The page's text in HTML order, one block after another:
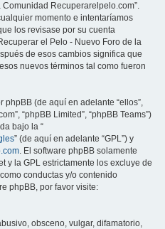
Recuperarelpelo.com”.
momento e intentaríamos
los revisase por su cuenta
el Pelo - Nuevo Foro de la
de esos cambios significa que
nuevos términos tal como fueron
phpBB (de aquí en adelante “ellos”,
“phpBB Limited”, “phpBB Teams”)
bajo la “
” (de aquí en adelante “GPL”) y
. El software phpBB solamente
y la GPL estrictamente los excluye de
conductas y/o contenido
phpBB, por favor visite:
obsceno, vulgar, difamatorio,